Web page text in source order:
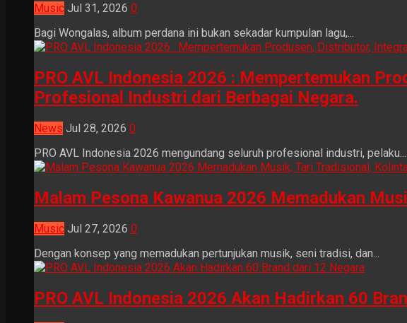
Music Jul 31, 2026 0
Bagi Wongalas, album perdana ini bukan sekadar kumpulan lagu,...
PRO AVL Indonesia 2026 : Mempertemukan
Profesional Industri dari Berbagai Negara.
News Jul 28, 2026 0
PRO AVL Indonesia 2026 mengundang seluruh profesional industri, pelaku...
Malam Pesona Kawanua 2026 Memadukan
Music Jul 27, 2026 0
Dengan konsep yang memadukan pertunjukan musik, seni tradisi, dan...
PRO AVL Indonesia 2026 Akan Hadirkan 60